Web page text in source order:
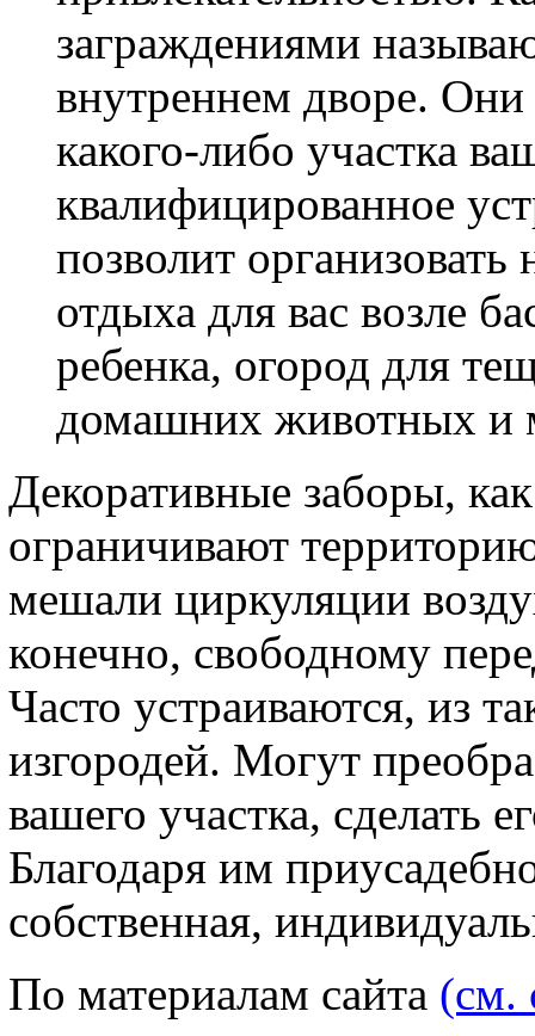
заграждениями
внутреннем дворе.
какого-либо участка
квалифицированное
позволит
отдыха для вас возле
ребенка, огород для
домашних животных и
Декоративные заборы,
ограничивают
мешали циркуляции
конечно, свободному
Часто устраиваются, из
изгородей. Могут
вашего участка, сделать
Благодаря им
собственная,
По материалам сайта (см.